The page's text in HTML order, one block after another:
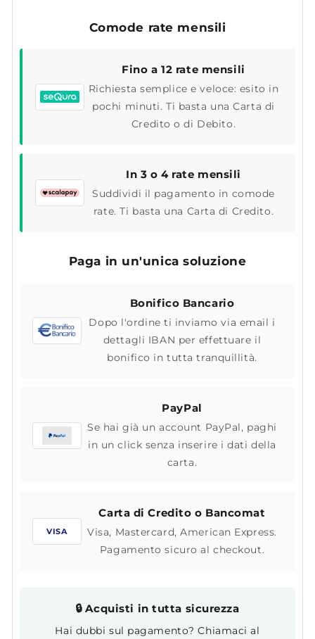
Comode rate mensili
Fino a 12 rate mensili
Richiesta semplice e veloce: esito in
pochi minuti. Ti basta una Carta di
Credito o di Debito.
In 3 o 4 rate mensili
Suddividi il pagamento in comode
rate. Ti basta una Carta di Credito.
Paga in un'unica soluzione
Bonifico Bancario
Dopo l'ordine ti inviamo via email i
dettagli IBAN per effettuare il
bonifico in tutta tranquillità.
PayPal
Se hai già un account PayPal, paghi
in un click senza inserire i dati della
carta.
VISA
Carta di Credito o Bancomat
Visa, Mastercard, American Express.
Pagamento sicuro al checkout.
🔒 Acquisti in tutta sicurezza
Hai dubbi sul pagamento? Chiamaci al